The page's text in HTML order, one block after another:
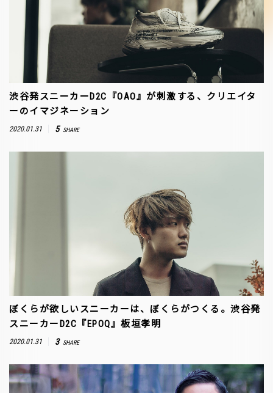
渋谷発スニーカーD2C『OAO』が刺激する、クリエイタ
ーのイマジネーション
2020.01.31 5 SHARE
ぼくらが欲しいスニーカーは、ぼくらがつくる。渋谷発
スニーカーD2C『EPOQ』板垣孝明
2020.01.31 3 SHARE